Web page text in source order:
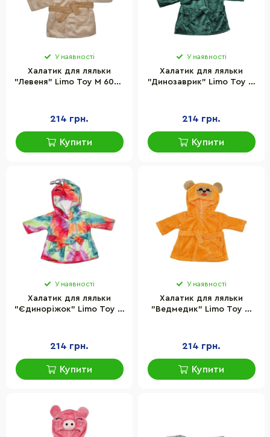
У наявності
Халатик для ляльки
"Левеня" Limo Toy M 6049
214 грн.
Купити
У наявності
Халатик для ляльки
"Динозаврик" Limo Toy M
214 грн.
Купити
У наявності
Халатик для ляльки
"Єдиноріжок" Limo Toy M
214 грн.
Купити
У наявності
Халатик для ляльки
"Ведмедик" Limo Toy M
214 грн.
Купити